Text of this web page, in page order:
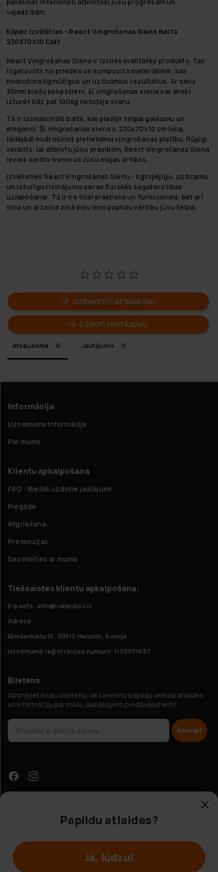
vajadzībām.
Kāpēc izvēlēties - React Vingrošanas Siena Balta
230X70X10 CM?
React Vingrošanas Siena ir izcilas kvalitātes produkts. Tas
izgatavots no priedes un kompozīta materiāliem, kas
nodrošina ilgmūžīgus un uzticamus rezultātus. Ar savu
30mm biežu koka stieni, šī vingrošanas siena var droši
izturēt līdz pat 100kg lietotāja svaru.
Tā ir izsmalcināti balta, kas piešķir telpai gaišumu un
eleganci. Šī vingrošanas siena ir 230x70x10 cm liela,
tādējādi nodrošinot pietiekamu vingrošanas platību. Rūpīgi
veidots, lai atbilstu jūsu prasībām, React Vingrošanas Siena
ievies kardio treniņus Jūsu mājas ērtībās.
Izvēlieties React Vingrošanas Sienu - ilgtspējīgu, uzticamu
un izturīgu risinājumu savas fiziskās sagatavotības
uzlabošanai. Tā ir ne tikai praktiska un funkcionala, bet arī
stila un dizaina ziņā pievieno papildu vērtību jūsu telpai.
UZRAKSTĪT ATSAUKSMI
UZDOT JAUTĀJUMU
Atsauksme Jautājums
Informācija
Uzņēmuma informācija
Par mums
Klientu apkalpošana
FAQ - Biežāk uzdotie jautājumi
Piegāde
Atgriešana
Pretenzijas
Sazinieties ar mums
Tiešsaistes klientu apkalpošana:
E-pasts: info@hobbybox.lv
Adrese:
Elimäenkatu 15, 00510 Helsinki, Somija
Uzņēmuma reģistrācijas numurs: FI09931637
Biļetens
Abonējiet mūsu biļetenu, lai saņemtu papildu veikala atlaides
un informāciju par mūsu jaunākajiem piedāvājumiem!
Abonēt
© Hobbybox 2025
Papildu atlaides?
Jā, lūdzu!